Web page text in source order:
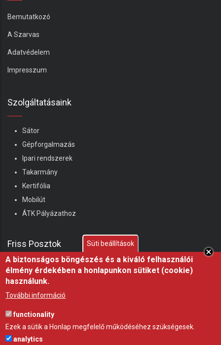
Bemutatkozó
A Szarvas
Adatvédelem
Impresszum
Szolgáltatásaink
Sátor
Gépforgalmazás
Ipari rendszerek
Takarmány
Kertifólia
Mobilút
ÁTK Pályázathoz
Friss Posztok
Miért fontos a fóliasátor árnyékolása nyáron?
alapfeltétele, professzionális árnyékoló háló a
Gravettitől
Süti beállítások
A biztonságos böngészés és a kiváló felhasználói
élmény érdekében a honlapunkon sütiket (cookie)
használunk.
További információ
functionality
Ezek a sütik a Honlap megfelelő működéséhez szükségesek.
analytics